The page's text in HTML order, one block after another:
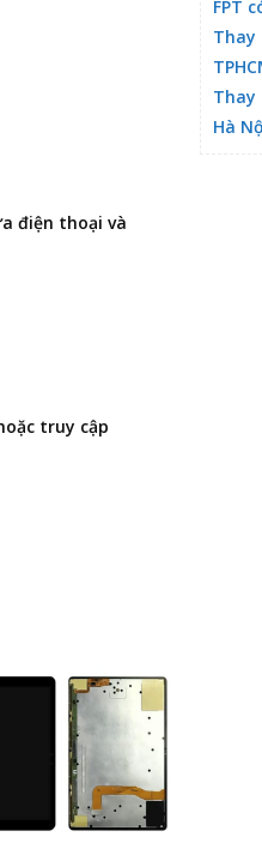
điện thoại và
truy cập
FPT
Thay
Thay
Hà